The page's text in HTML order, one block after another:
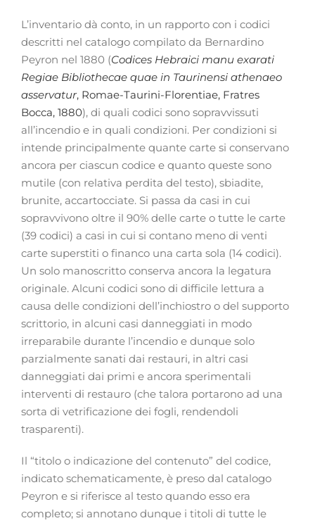
L’inventario dà conto, in un rapporto con i codici
descritti nel catalogo compilato da Bernardino
Peyron nel 1880 (Codices Hebraici manu exarati
Regiae Bibliothecae quae in Taurinensi athenaeo
asservatur, Romae-Taurini-Florentiae, Fratres
Bocca, 1880), di quali codici sono sopravvissuti
all’incendio e in quali condizioni. Per condizioni si
intende principalmente quante carte si conservano
ancora per ciascun codice e quanto queste sono
mutile (con relativa perdita del testo), sbiadite,
brunite, accartocciate. Si passa da casi in cui
sopravvivono oltre il 90% delle carte o tutte le carte
(39 codici) a casi in cui si contano meno di venti
carte superstiti o financo una carta sola (14 codici).
Un solo manoscritto conserva ancora la legatura
originale. Alcuni codici sono di difficile lettura a
causa delle condizioni dell’inchiostro o del supporto
scrittorio, in alcuni casi danneggiati in modo
irreparabile durante l’incendio e dunque solo
parzialmente sanati dai restauri, in altri casi
danneggiati dai primi e ancora sperimentali
interventi di restauro (che talora portarono ad una
sorta di vetrificazione dei fogli, rendendoli
trasparenti).
Il “titolo o indicazione del contenuto” del codice,
indicato schematicamente, è preso dal catalogo
Peyron e si riferisce al testo quando esso era
completo; si annotano dunque i titoli di tutte le